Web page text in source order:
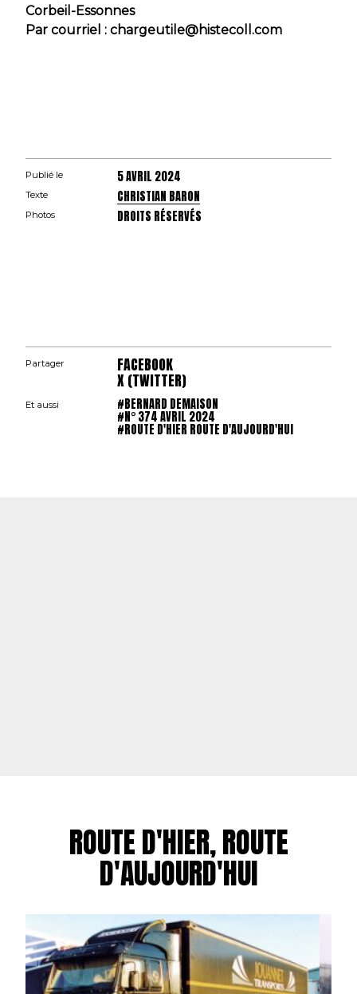
Corbeil-Essonnes
Par courriel : chargeutile@histecoll.com
Publié le 5 AVRIL 2024
Texte CHRISTIAN BARON
Photos DROITS RÉSERVÉS
Partager FACEBOOK
X (TWITTER)
Et aussi #BERNARD DEMAISON
#N° 374 AVRIL 2024
#ROUTE D'HIER ROUTE D'AUJOURD'HUI
ROUTE D'HIER, ROUTE
D'AUJOURD'HUI